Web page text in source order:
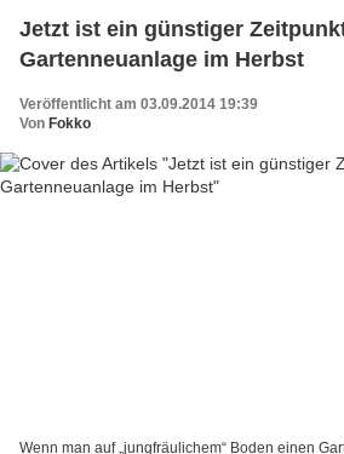
Jetzt ist ein günstiger
Gartenneuanlage im Herbst
Veröffentlicht am 03.09.2014 19:39
Von Fokko
Wenn man auf „jungfräulichem“ Boden einen